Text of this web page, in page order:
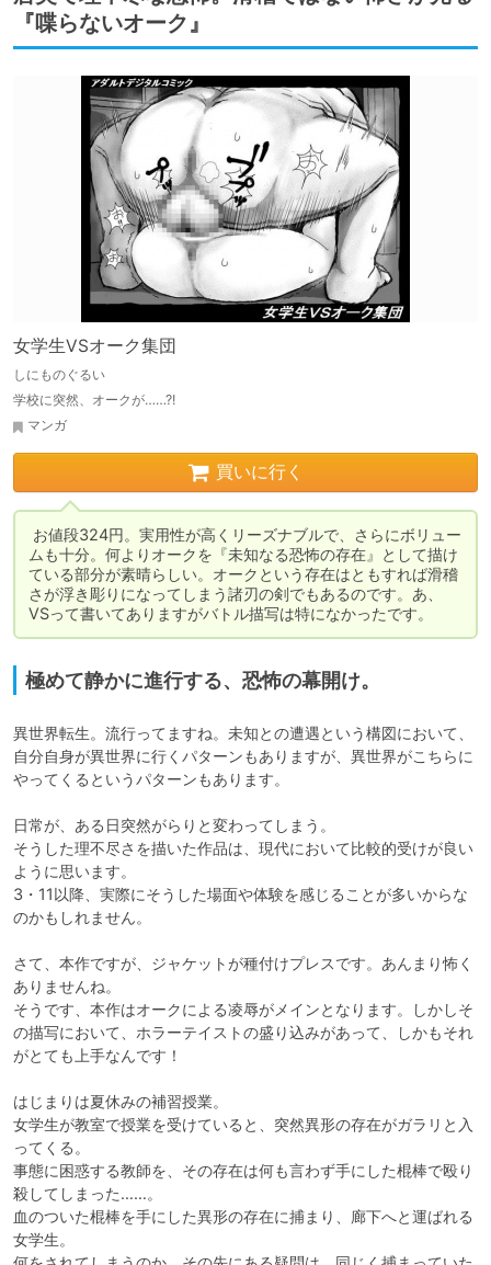
『喋らないオーク』
女学生VSオーク集団
しにものぐるい
学校に突然、オークが……?!
マンガ
買いに行く
お値段324円。実用性が高くリーズナブルで、さらにボリュー
ムも十分。何よりオークを『未知なる恐怖の存在』として描け
ている部分が素晴らしい。オークという存在はともすれば滑稽
さが浮き彫りになってしまう諸刃の剣でもあるのです。あ、
極めて静かに進行する、恐怖の幕開け。
異世界転生。流行ってますね。未知との遭遇という構図において、
自分自身が異世界に行くパターンもありますが、異世界がこちらに
やってくるというパターンもあります。
日常が、ある日突然がらりと変わってしまう。
そうした理不尽さを描いた作品は、現代において比較的受けが良い
ように思います。
3・11以降、実際にそうした場面や体験を感じることが多いからな
のかもしれません。
さて、本作ですが、ジャケットが種付けプレスです。あんまり怖く
ありませんね。
そうです、本作はオークによる凌辱がメインとなります。しかしそ
の描写において、ホラーテイストの盛り込みがあって、しかもそれ
がとても上手なんです！
はじまりは夏休みの補習授業。
女学生が教室で授業を受けていると、突然異形の存在がガラリと入
ってくる。
事態に困惑する教師を、その存在は何も言わず手にした棍棒で殴り
殺してしまった……。
血のついた棍棒を手にした異形の存在に捕まり、廊下へと運ばれる
女学生。